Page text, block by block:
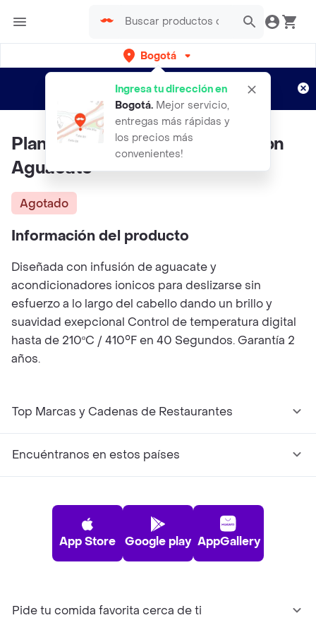
Bogotá
Ingresa tu dirección en
Bogotá. Mejor servicio,
entregas más rápidas y
los precios más
convenientes!
envíos gratis por semanas
Aplican TyC
Plancha TURBOX Nt682 Infusion
Aguacate
Agotado
Información del producto
Diseñada con infusión de aguacate y
acondicionadores ionicos para deslizarse sin
esfuerzo a lo largo del cabello dando un brillo y
suavidad exepcional Control de temperatura digital
hasta de 210ºC / 410°F en 40 Segundos. Garantía 2
años.
Top Marcas y Cadenas de Restaurantes
Encuéntranos en estos países
App Store Google play AppGallery
Pide tu comida favorita cerca de ti